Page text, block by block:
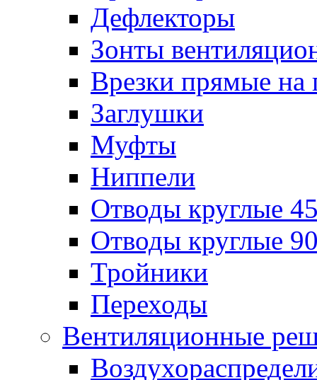
Дефлекторы
Зонты
Врезки прямые на
Заглушки
Муфты
Ниппели
Отводы круглые
Отводы круглые
Тройники
Переходы
Вентиляционные